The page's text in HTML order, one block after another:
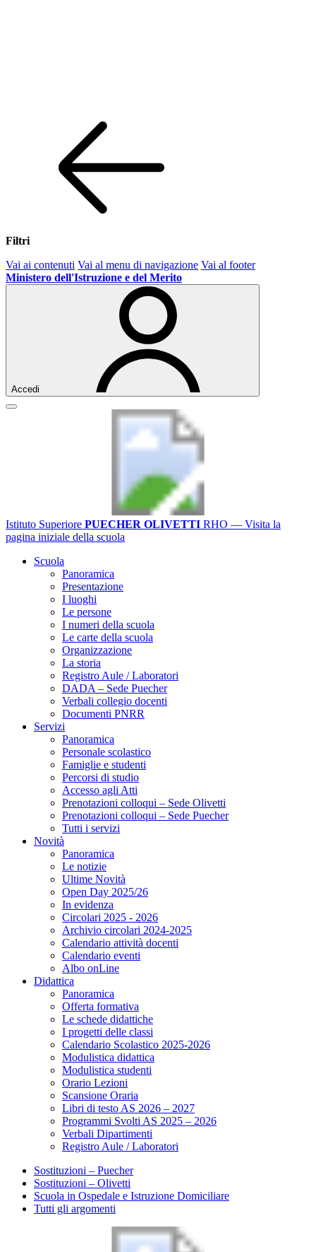
Filtri
Vai ai contenuti Vai al menu di navigazione Vai al footer
Ministero dell'Istruzione e del Merito
Accedi
Istituto Superiore PUECHER OLIVETTI RHO — Visita la
pagina iniziale della scuola
Scuola
Panoramica
Presentazione
I luoghi
Le persone
I numeri della scuola
Le carte della scuola
Organizzazione
La storia
Registro Aule / Laboratori
DADA – Sede Puecher
Verbali collegio docenti
Documenti PNRR
Servizi
Panoramica
Personale scolastico
Famiglie e studenti
Percorsi di studio
Accesso agli Atti
Prenotazioni colloqui – Sede Olivetti
Prenotazioni colloqui – Sede Puecher
Tutti i servizi
Novità
Panoramica
Le notizie
Ultime Novità
Open Day 2025/26
In evidenza
Circolari 2025 - 2026
Archivio circolari 2024-2025
Calendario attività docenti
Calendario eventi
Albo onLine
Didattica
Panoramica
Offerta formativa
Le schede didattiche
I progetti delle classi
Calendario Scolastico 2025-2026
Modulistica didattica
Modulistica studenti
Orario Lezioni
Scansione Oraria
Libri di testo AS 2026 – 2027
Programmi Svolti AS 2025 – 2026
Verbali Dipartimenti
Registro Aule / Laboratori
Sostituzioni – Puecher
Sostituzioni – Olivetti
Scuola in Ospedale e Istruzione Domiciliare
Tutti gli argomenti